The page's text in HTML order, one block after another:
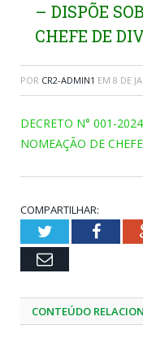
– DISPÕE
CHEFE DE
POR CR2-ADMIN1 EM 8 DE
DECRETO N° 001-
NOMEAÇÃO DE
COMPARTILHAR:
Twitter
Email
CONTEÚDO